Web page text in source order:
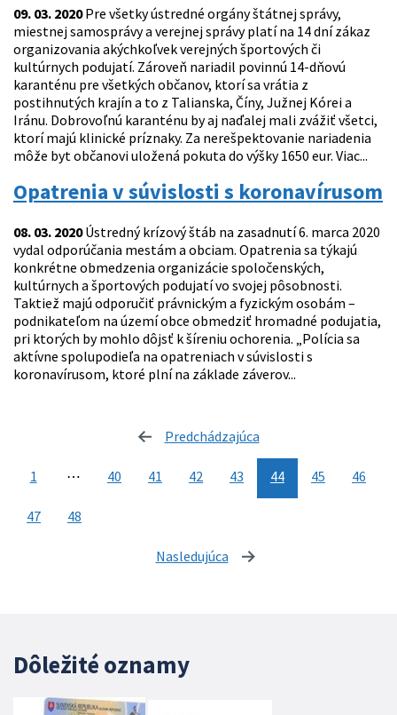
09. 03. 2020Pre všetky ústredné orgány štátnej správy,
miestnej samosprávy a verejnej správy platí na 14 dní zákaz
organizovania akýchkoľvek verejných športových či
kultúrnych podujatí. Zároveň nariadil povinnú 14-dňovú
karanténu pre všetkých občanov, ktorí sa vrátia z
postihnutých krajín a to z Talianska, Číny, Južnej Kórei a
Iránu. Dobrovoľnú karanténu by aj naďalej mali zvážiť všetci,
ktorí majú klinické príznaky. Za nerešpektovanie nariadenia
môže byt občanovi uložená pokuta do výšky 1650 eur. Viac...
Opatrenia v súvislosti s koronavírusom
08. 03. 2020Ústredný krízový štáb na zasadnutí 6. marca 2020
vydal odporúčania mestám a obciam. Opatrenia sa týkajú
konkrétne obmedzenia organizácie spoločenských,
kultúrnych a športových podujatí vo svojej pôsobnosti.
Taktiež majú odporučiť právnickým a fyzickým osobám –
podnikateľom na území obce obmedziť hromadné podujatia,
pri ktorých by mohlo dôjsť k šíreniu ochorenia. „Polícia sa
aktívne spolupodieľa na opatreniach v súvislosti s
koronavírusom, ktoré plní na základe záverov...
Predchádzajúca
1 ⋯ 40 41 42 43 44 45 46
47 48
Nasledujúca stránka
Dôležité oznamy